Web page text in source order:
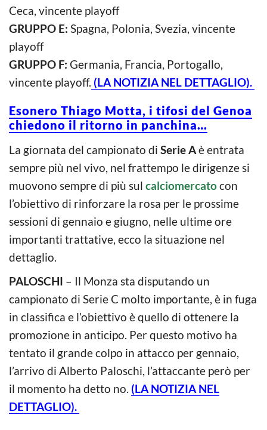
Ceca, vincente playoff
GRUPPO E: Spagna, Polonia, Svezia, vincente
playoff
GRUPPO F: Germania, Francia, Portogallo,
vincente playoff. (LA NOTIZIA NEL DETTAGLIO).
Esonero Thiago Motta, i tifosi del Genoa
chiedono il ritorno in panchina…
La giornata del campionato di Serie Aè entrata
sempre più nel vivo, nel frattempo le dirigenze si
muovono sempre di più sul calciomercatocon
l’obiettivo di rinforzare la rosa per le prossime
sessioni di gennaio e giugno, nelle ultime ore
importanti trattative, ecco la situazione nel
dettaglio.
PALOSCHI – Il Monza sta disputando un
campionato di Serie C molto importante, è in fuga
in classifica e l’obiettivo è quello di ottenere la
promozione in anticipo. Per questo motivo ha
tentato il grande colpo in attacco per gennaio,
l’arrivo di Alberto Paloschi, l’attaccante però per
il momento ha detto no. (LA NOTIZIA NEL
DETTAGLIO).